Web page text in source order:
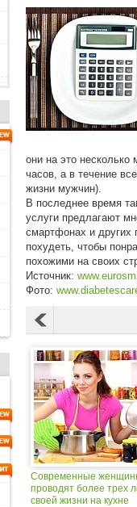
они на это
часов, а в течение
жизни мужчин).
В последнее время
услуги предлагают
смартфонах и других
похудеть, чтобы
похожими на своих
Источник:
Фото:
Современные
проводят более трех
своей жизни на кухне